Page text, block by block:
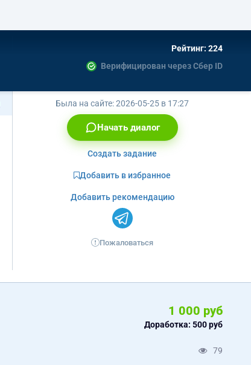
Рейтинг: 224
Верифицирован через Сбер ID
Была на сайте:2026-05-25 в 17:27
Начать диалог
Создать задание
Добавить в избранное
Добавить рекомендацию
Пожаловаться
1 000 руб
Доработка: 500 руб
79